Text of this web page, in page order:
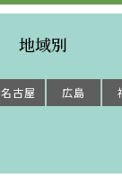
地域別
名古屋 広島